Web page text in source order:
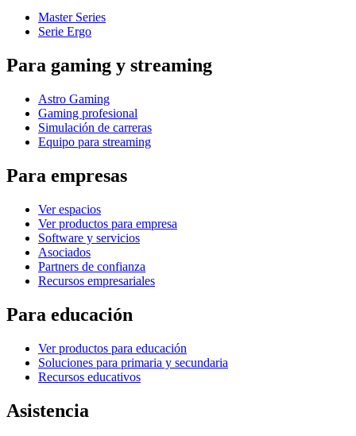
Master Series
Serie Ergo
Para gaming y streaming
Astro Gaming
Gaming profesional
Simulación de carreras
Equipo para streaming
Para empresas
Ver espacios
Ver productos para empresa
Software y servicios
Asociados
Partners de confianza
Recursos empresariales
Para educación
Ver productos para educación
Soluciones para primaria y secundaria
Recursos educativos
Asistencia